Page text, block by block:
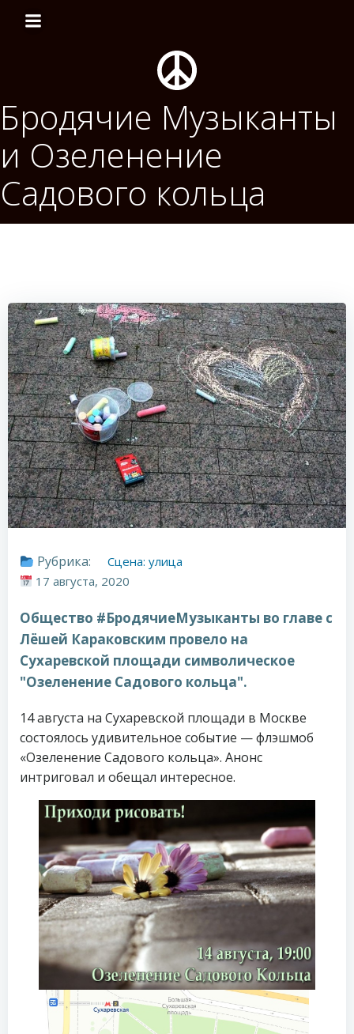
содержимому
Бродячие Музыканты
и Озеленение
Садового кольца
Рубрика:
Сцена: улица
17 августа, 2020
Общество #БродячиеМузыканты во главе с
Лёшей Караковским провело на
Сухаревской площади символическое
"Озеленение Садового кольца".
14 августа на Сухаревской площади в Москве
состоялось удивительное событие — флэшмоб
«Озеленение Садового кольца». Анонс
интриговал и обещал интересное.